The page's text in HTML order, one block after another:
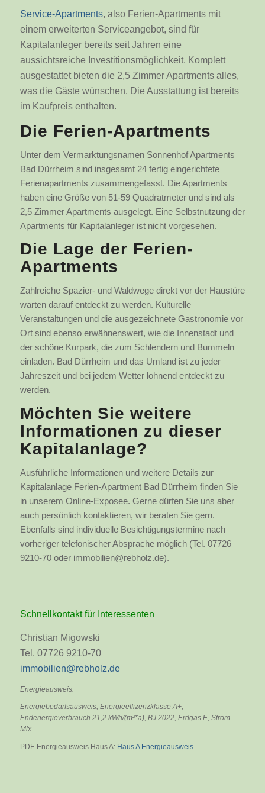
Service-Apartments, also Ferien-Apartments mit
einem erweiterten Serviceangebot, sind für
Kapitalanleger bereits seit Jahren eine
aussichtsreiche Investitionsmöglichkeit. Komplett
ausgestattet bieten die 2,5 Zimmer Apartments alles,
was die Gäste wünschen. Die Ausstattung ist bereits
im Kaufpreis enthalten.
Die Ferien-Apartments
Unter dem Vermarktungsnamen Sonnenhof Apartments
Bad Dürrheim sind insgesamt 24 fertig eingerichtete
Ferienapartments zusammengefasst. Die Apartments
haben eine Größe von 51-59 Quadratmeter und sind als
2,5 Zimmer Apartments ausgelegt. Eine Selbstnutzung der
Apartments für Kapitalanleger ist nicht vorgesehen.
Die Lage der Ferien-
Apartments
Zahlreiche Spazier- und Waldwege direkt vor der Haustüre
warten darauf entdeckt zu werden. Kulturelle
Veranstaltungen und die ausgezeichnete Gastronomie vor
Ort sind ebenso erwähnenswert, wie die Innenstadt und
der schöne Kurpark, die zum Schlendern und Bummeln
einladen. Bad Dürrheim und das Umland ist zu jeder
Jahreszeit und bei jedem Wetter lohnend entdeckt zu
werden.
Möchten Sie weitere
Informationen zu dieser
Kapitalanlage?
Ausführliche Informationen und weitere Details zur
Kapitalanlage Ferien-Apartment Bad Dürrheim finden Sie
in unserem Online-Exposee. Gerne dürfen Sie uns aber
auch persönlich kontaktieren, wir beraten Sie gern.
Ebenfalls sind individuelle Besichtigungstermine nach
vorheriger telefonischer Absprache möglich (Tel. 07726
9210-70 oder immobilien@rebholz.de).
Schnellkontakt für Interessenten
Christian Migowski
Tel. 07726 9210-70
immobilien@rebholz.de
Energieausweis:
Energiebedarfsausweis, Energieeffizenzklasse A+,
Endenergieverbrauch 21,2 kWh/(m²*a), BJ 2022, Erdgas E, Strom-
Mix.
PDF-Energieausweis Haus A: Haus A Energieausweis